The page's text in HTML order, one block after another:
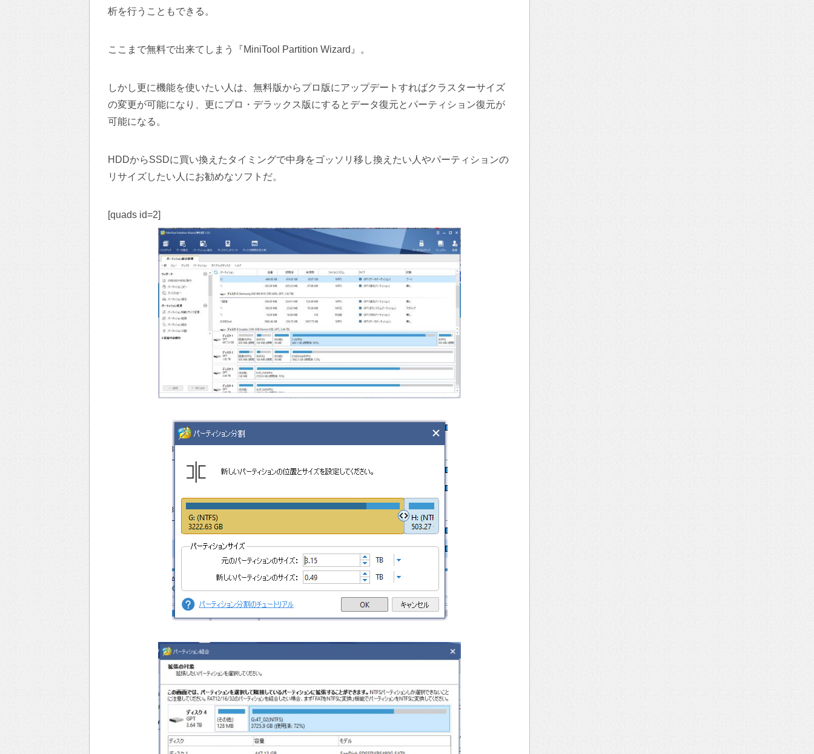
析を行うこともできる。
ここまで無料で出来てしまう『MiniTool Partition Wizard』。
しかし更に機能を使いたい人は、無料版からプロ版にアップデートすればクラスターサイズ
の変更が可能になり、更にプロ・デラックス版にするとデータ復元とパーティション復元が
可能になる。
HDDからSSDに買い換えたタイミングで中身をゴッソリ移し換えたい人やパーティションの
リサイズしたい人にお勧めなソフトだ。
[quads id=2]